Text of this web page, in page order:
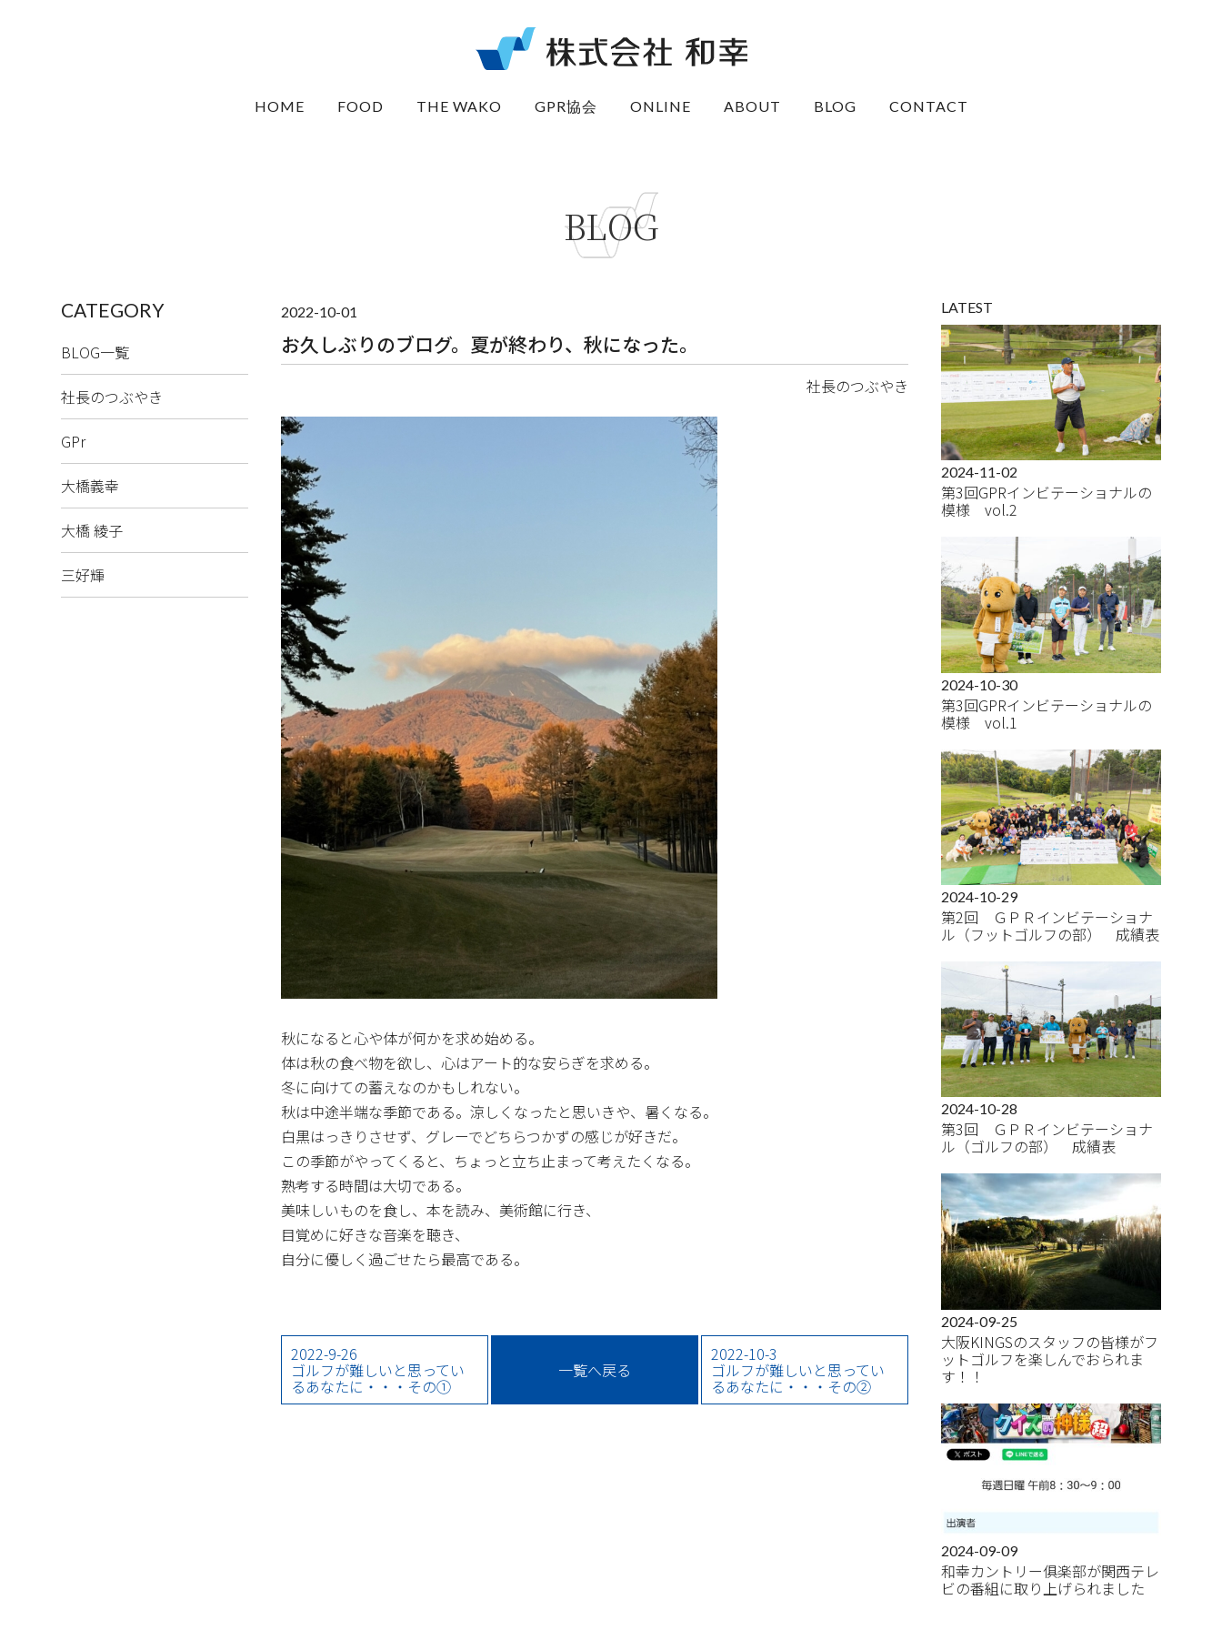
HOME FOOD THE WAKO GPR協会 ONLINE ABOUT BLOG CONTACT
BLOG
CATEGORY
BLOG一覧
社長のつぶやき
GPr
大橋義幸
大橋 綾子
三好輝
2022-10-01
お久しぶりのブログ。夏が終わり、秋になった。
社長のつぶやき
秋になると心や体が何かを求め始める。
体は秋の食べ物を欲し、心はアート的な安らぎを求める。
冬に向けての蓄えなのかもしれない。
秋は中途半端な季節である。涼しくなったと思いきや、暑くなる。
白黒はっきりさせず、グレーでどちらつかずの感じが好きだ。
この季節がやってくると、ちょっと立ち止まって考えたくなる。
熟考する時間は大切である。
美味しいものを食し、本を読み、美術館に行き、
目覚めに好きな音楽を聴き、
自分に優しく過ごせたら最高である。
2022-9-26
ゴルフが難しいと思ってい
るあなたに・・・その①
一覧へ戻る
2022-10-3
ゴルフが難しいと思ってい
るあなたに・・・その②
LATEST
2024-11-02
第3回GPRインビテーショナルの
模様 vol.2
2024-10-30
第3回GPRインビテーショナルの
模様 vol.1
2024-10-29
第2回 ＧＰＲインビテーショナ
ル（フットゴルフの部） 成績表
2024-10-28
第3回 ＧＰＲインビテーショナ
ル（ゴルフの部） 成績表
2024-09-25
大阪KINGSのスタッフの皆様がフ
ットゴルフを楽しんでおられま
す！！
2024-09-09
和幸カントリー俱楽部が関西テレ
ビの番組に取り上げられました